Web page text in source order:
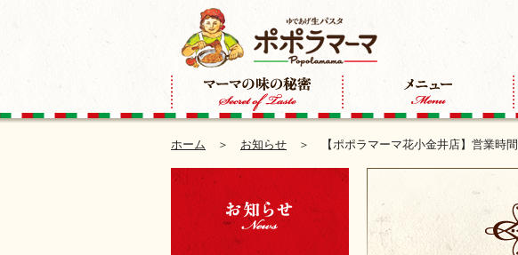
ホーム ＞ お知らせ ＞ 【ポポラマーマ花小金井店】営業時間